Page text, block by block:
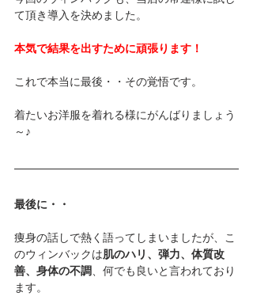
て頂き導入を決めました。
本気で結果を出すために頑張ります！
これで本当に最後・・その覚悟です。
着たいお洋服を着れる様にがんばりましょう
～♪
最後に・・
痩身の話しで熱く語ってしまいましたが、こ
のウィンバックは肌のハリ、弾力、体質改
善、身体の不調 、何でも良いと言われており
ます。